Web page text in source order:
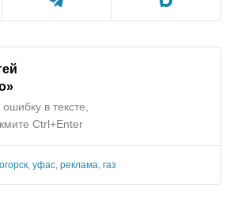
в тексте,
Ctrl+Enter
уфас реклама газ